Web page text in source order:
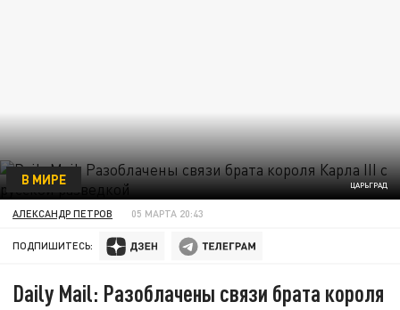
ЦАРЬГРАД
В МИРЕ
АЛЕКСАНДР ПЕТРОВ 05 МАРТА 20:43
ПОДПИШИТЕСЬ:
Daily Mail: Разоблачены связи брата короля